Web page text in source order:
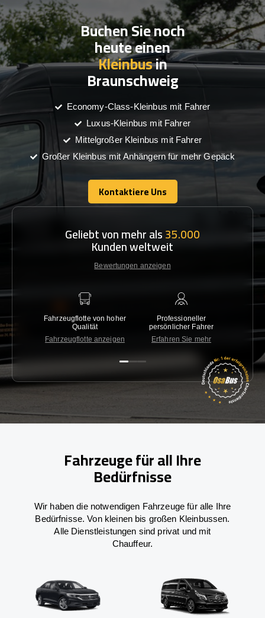
Buchen Sie noch
heute einen
Kleinbusin
Braunschweig
Economy-Class-Kleinbus mit Fahrer
Luxus-Kleinbus mit Fahrer
Mittelgroßer Kleinbus mit Fahrer
Großer Kleinbus mit Anhängern für mehr Gepäck
Kontaktiere Uns
Kontaktiere Uns
Geliebt von mehr als35.000
Kunden weltweit
Bewertungen anzeigen
Fahrzeugflotte von hoher
Qualität
Fahrzeugflotte anzeigen
Professioneller
persönlicher Fahrer
Erfahren Sie mehr
Fahrzeuge für all Ihre
Bedürfnisse
Wir haben die notwendigen Fahrzeuge für alle Ihre
Bedürfnisse. Von kleinen bis großen Kleinbussen.
Alle Dienstleistungen sind privat und mit
Chauffeur.